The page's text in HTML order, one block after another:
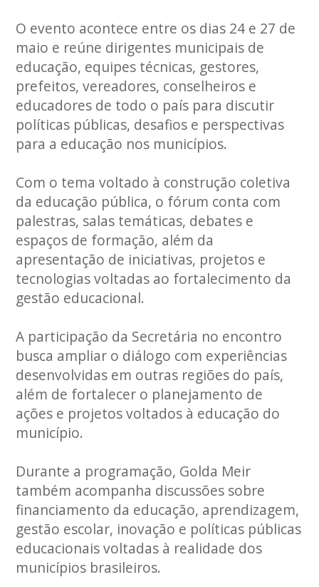
O evento acontece entre os dias 24 e 27 de
maio e reúne dirigentes municipais de
educação, equipes técnicas, gestores,
prefeitos, vereadores, conselheiros e
educadores de todo o país para discutir
políticas públicas, desafios e perspectivas
para a educação nos municípios.
Com o tema voltado à construção coletiva
da educação pública, o fórum conta com
palestras, salas temáticas, debates e
espaços de formação, além da
apresentação de iniciativas, projetos e
tecnologias voltadas ao fortalecimento da
gestão educacional.
A participação da Secretária no encontro
busca ampliar o diálogo com experiências
desenvolvidas em outras regiões do país,
além de fortalecer o planejamento de
ações e projetos voltados à educação do
município.
Durante a programação, Golda Meir
também acompanha discussões sobre
financiamento da educação, aprendizagem,
gestão escolar, inovação e políticas públicas
educacionais voltadas à realidade dos
municípios brasileiros.